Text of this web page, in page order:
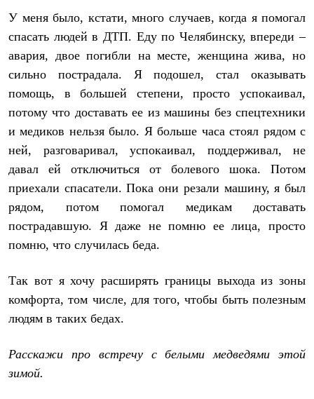
У меня было, кстати, много случаев, когда я помогал
спасать людей в ДТП. Еду по Челябинску, впереди –
авария, двое погибли на месте, женщина жива, но
сильно пострадала. Я подошел, стал оказывать
помощь, в большей степени, просто успокаивал,
потому что доставать ее из машины без спецтехники
и медиков нельзя было. Я больше часа стоял рядом с
ней, разговаривал, успокаивал, поддерживал, не
давал ей отключиться от болевого шока. Потом
приехали спасатели. Пока они резали машину, я был
рядом, потом помогал медикам доставать
пострадавшую. Я даже не помню ее лица, просто
помню, что случилась беда.
Так вот я хочу расширять границы выхода из зоны
комфорта, том числе, для того, чтобы быть полезным
людям в таких бедах.
Расскажи про встречу с белыми медведями этой
зимой.